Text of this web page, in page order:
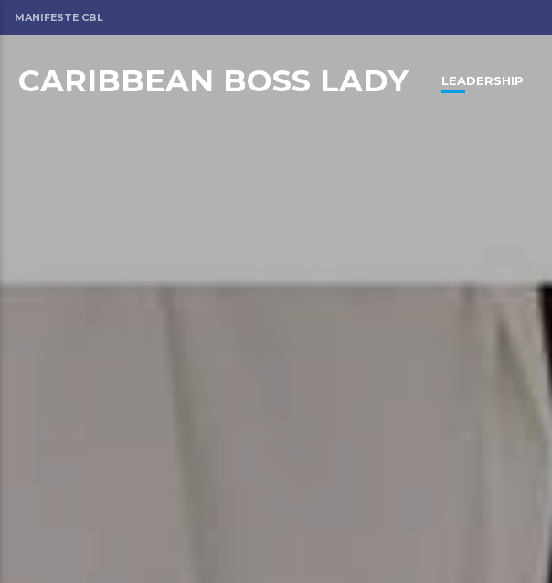
MANIFESTE CBL
CARIBBEAN BOSS LADY LEADERSHIP